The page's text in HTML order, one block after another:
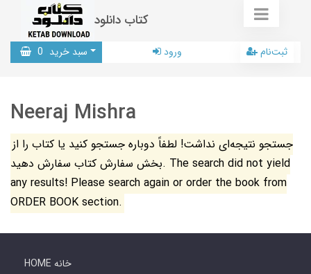
کتاب دانلود
سبد خرید 0 ورود ثبت‌نام
Neeraj Mishra
جستجو نتیجه‌ای نداشت! لطفاً دوباره جستجو کنید یا کتاب را از
بخش سفارش کتاب سفارش دهید. The search did not yield
any results! Please search again or order the book from
ORDER BOOK section.
HOME خانه